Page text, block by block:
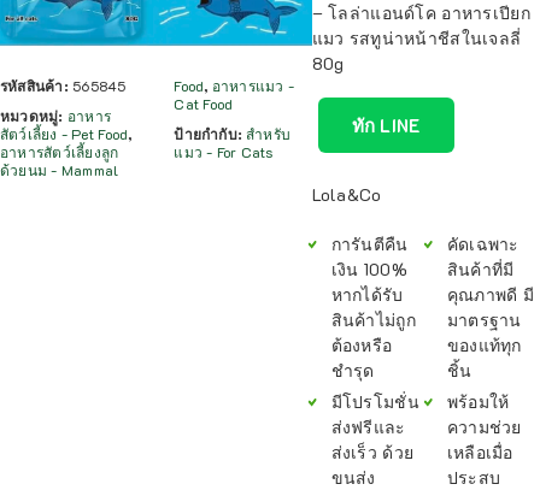
รหัสสินค้า: 565845
หมวดหมู่: อาหาร
สัตว์เลี้ยง - Pet Food,
อาหารสัตว์เลี้ยงลูก
ด้วยนม - Mammal
Food, อาหารแมว -
Cat Food
ป้ายกำกับ:สำหรับ
แมว - For Cats
– โลล่าแอนด์โค อาหารเปียก
แมว รสทูน่าหน้าชีสในเจลลี่
80g
ทัก LINE
Lola&Co
การันตีคืน
เงิน 100%
หากได้รับ
สินค้าไม่ถูก
ต้องหรือ
ชำรุด
มีโปรโมชั่น
ส่งฟรีและ
ส่งเร็ว ด้วย
ขนส่ง
คัดเฉพาะ
สินค้าที่มี
คุณภาพดี มี
มาตรฐาน
ของแท้ทุก
ชิ้น
พร้อมให้
ความช่วย
เหลือเมื่อ
ประสบ